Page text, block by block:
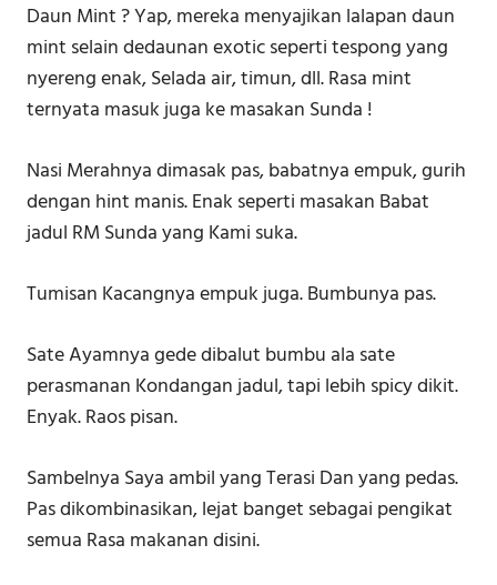
Daun Mint ? Yap, mereka menyajikan lalapan daun
mint selain dedaunan exotic seperti tespong yang
nyereng enak, Selada air, timun, dll. Rasa mint
ternyata masuk juga ke masakan Sunda !
Nasi Merahnya dimasak pas, babatnya empuk, gurih
dengan hint manis. Enak seperti masakan Babat
jadul RM Sunda yang Kami suka.
Tumisan Kacangnya empuk juga. Bumbunya pas.
Sate Ayamnya gede dibalut bumbu ala sate
perasmanan Kondangan jadul, tapi lebih spicy dikit.
Enyak. Raos pisan.
Sambelnya Saya ambil yang Terasi Dan yang pedas.
Pas dikombinasikan, lejat banget sebagai pengikat
semua Rasa makanan disini.